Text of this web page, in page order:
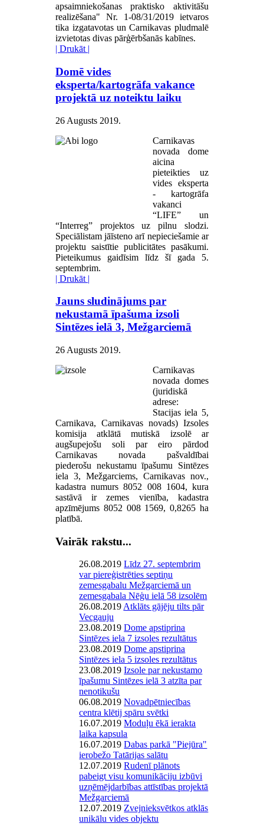
apsaimniekošanas praktisko aktivitāšu
realizēšana" Nr. 1-08/31/2019 ietvaros
tika izgatavotas un Carnikavas pludmalē
izvietotas divas pārģērbšanās kabīnes.
| Drukāt |
Domē vides
eksperta/kartogrāfa vakance
projektā uz noteiktu laiku
26 Augusts 2019.
Carnikavas
novada dome
aicina
pieteikties uz
vides eksperta
- kartogrāfa
vakanci
“LIFE” un
“Interreg” projektos uz pilnu slodzi.
Speciālistam jāīsteno arī nepieciešamie ar
projektu saistītie publicitātes pasākumi.
Pieteikumus gaidīsim līdz šī gada 5.
septembrim.
| Drukāt |
Jauns sludinājums par
nekustamā īpašuma izsoli
Sintēzes ielā 3, Mežgarciemā
26 Augusts 2019.
Carnikavas
novada domes
(juridiskā
adrese:
Stacijas iela 5,
Carnikava, Carnikavas novads) Izsoles
komisija atklātā mutiskā izsolē ar
augšupejošu soli par eiro pārdod
Carnikavas novada pašvaldībai
piederošu nekustamu īpašumu Sintēzes
iela 3, Mežgarciems, Carnikavas nov.,
kadastra numurs 8052 008 1604, kura
sastāvā ir zemes vienība, kadastra
apzīmējums 8052 008 1569, 0,8265 ha
platībā.
Vairāk rakstu...
26.08.2019Līdz 27. septembrim
var piereģistrēties septiņu
zemesgabalu Mežgarciemā un
zemesgabala Nēģu ielā 58 izsolēm
26.08.2019 Atklāts gājēju tilts pār
Vecgauju
23.08.2019Dome apstiprina
Sintēzes iela 7 izsoles rezultātus
23.08.2019Dome apstiprina
Sintēzes iela 5 izsoles rezultātus
23.08.2019Izsole par nekustamo
īpašumu Sintēzes ielā 3 atzīta par
nenotikušu
06.08.2019Novadpētniecības
centra klētij spāru svētki
16.07.2019Moduļu ēkā ierakta
laika kapsula
16.07.2019Dabas parkā "Piejūra"
ierobežo Tatārijas salātu
12.07.2019Rudenī plānots
pabeigt visu komunikāciju izbūvi
uzņēmējdarbības attīstības projektā
Mežgarciemā
12.07.2019 Zvejnieksvētkos atklās
unikālu vides objektu